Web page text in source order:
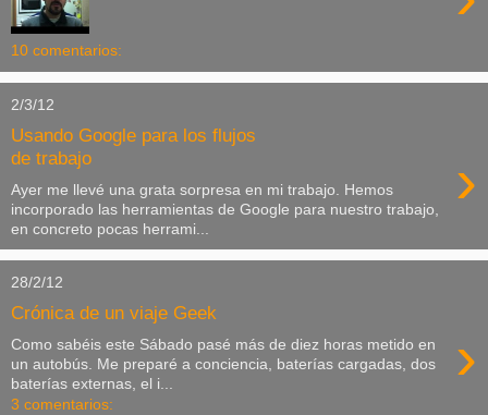
10 comentarios:
2/3/12
Usando Google para los flujos
de trabajo
›
Ayer me llevé una grata sorpresa en mi trabajo. Hemos
incorporado las herramientas de Google para nuestro trabajo,
en concreto pocas herrami...
28/2/12
Crónica de un viaje Geek
›
Como sabéis este Sábado pasé más de diez horas metido en
un autobús. Me preparé a conciencia, baterías cargadas, dos
baterías externas, el i...
3 comentarios: